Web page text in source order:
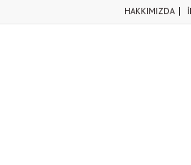
HAKKIMIZDA